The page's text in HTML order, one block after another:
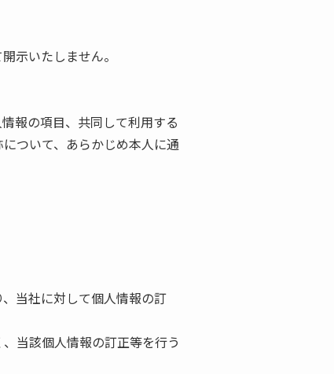
示いたしません。
報の項目、共同して利用する
ついて、あらかじめ本人に通
当社に対して個人情報の訂
当該個人情報の訂正等を行う